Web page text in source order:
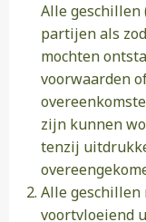
Alle geschillen
partijen als
mochten
voorwaarden
zijn kunnen
tenzij
Alle
voortvloeiend